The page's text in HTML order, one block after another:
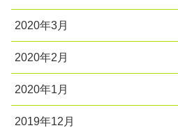
2020年3月
2020年2月
2020年1月
2019年12月